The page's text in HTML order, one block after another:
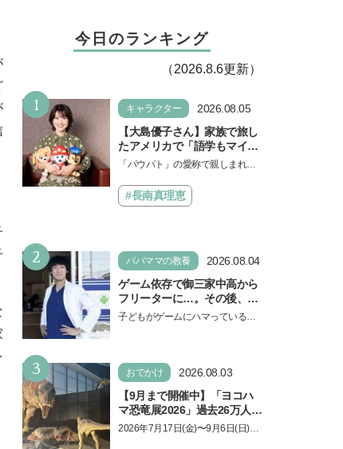
今日のランキング
（2026.8.6更新）
1 キャラクター
2026.08.05
【大島優子さん】家族で旅し
たアメリカで「語学もマイン
ドも！ 子どもの成長はすごか
『パウ・パトロール ザ・ダイ
ノ・ムービー』ではあきらめ
「パウパト」の愛称で親しまれる
の劇場版シリーズ第3弾、映画『パ
ウ・パトロール ザ…
#長南真理恵
2 パパママの教養
2026.08.04
ゲーム依存で御三家中高から
フリーターに…。その後、医
学部へ逆転合格した現役医師
子どもがゲームにハマっている
3 おでかけ
2026.08.03
【9月まで開催中】「ヨコハ
マ恐竜展2026」過去26万人を
動員した恐竜展が9年ぶりに
2026年7月17日(金)〜9月6日(日)、